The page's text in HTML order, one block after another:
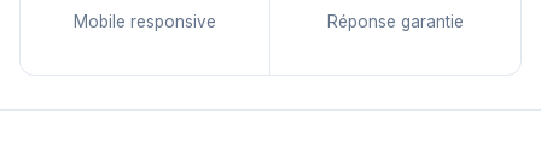
Mobile responsive Réponse garantie